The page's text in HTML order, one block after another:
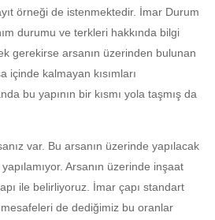
örneği de istenmektedir. İmar Durum
durumu ve terkleri hakkında bilgi
gerekirse arsanın üzerinden bulunan
içinde kalmayan kısımları
bu yapının bir kısmı yola taşmış da
var. Bu arsanın üzerinde yapılacak
Arsanın üzerinde inşaat
ile belirliyoruz. İmar çapı standart
de dediğimiz bu oranlar